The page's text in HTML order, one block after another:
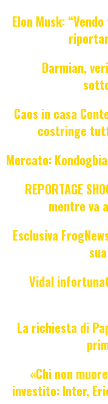
Elon Musk:
Darmian,
Caos in casa
costringe
Mercato:
REPORTAGE
mentre va
Esclusiva
Vidal
La richiesta di
«Chi non
investito: Inter,